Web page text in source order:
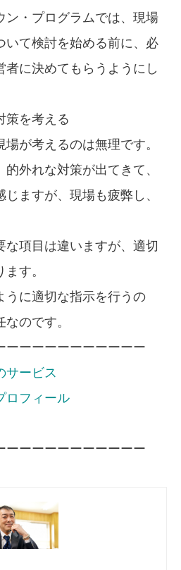
ン・プログラムでは、現場
いて検討を始める前に、必
者に決めてもらうようにし
策を考える
が考えるのは無理です。
外れな対策が出てきて、
ますが、現場も疲弊し、
な項目は違いますが、適切
す。
うに適切な指示を行うの
のです。
ーーーーーーーーーーー
サービス
ロフィール
ーーーーーーーーーーー